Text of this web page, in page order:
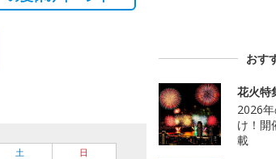
土 日
おす
花火特
2026
け！開
載